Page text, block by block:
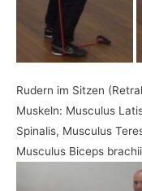
Rudern im Sitzen
Muskeln: Musculus
Spinalis, Musculus
Musculus Biceps brachii